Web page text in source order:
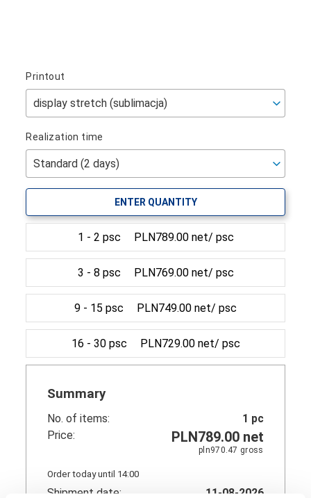
Printout
Realization time
ENTER QUANTITY
1 - 2 psc PLN789.00 net/ psc
3 - 8 psc PLN769.00 net/ psc
9 - 15 psc PLN749.00 net/ psc
16 - 30 psc PLN729.00 net/ psc
Summary
No. of items: 1 pc
Price:
PLN789.00net
pln970.47 gross
Order today until 14:00
Shipment date: 11-08-2026